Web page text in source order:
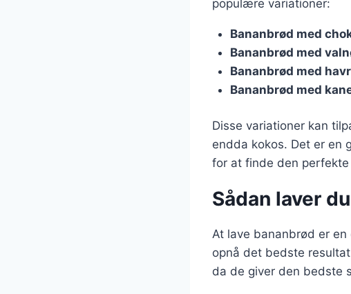
populære variationer:
Bananbrød med
Bananbrød med
Bananbrød med
Bananbrød med
Disse variationer kan
endda kokos. Det er en
for at finde den
Sådan laver
At lave bananbrød er
opnå det bedste
da de giver den bedste